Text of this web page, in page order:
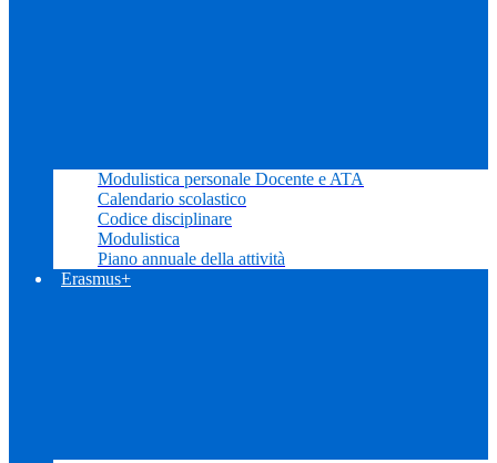
Modulistica personale Docente e ATA
Calendario scolastico
Codice disciplinare
Modulistica
Piano annuale della attività
Erasmus+